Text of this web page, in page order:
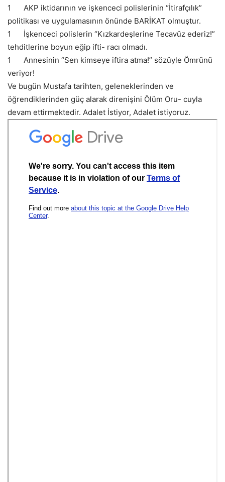
1
AKP iktidarının ve işkenceci polislerinin “İtirafçılık”
politikası ve uygulamasının önünde BARİKAT olmuştur.
1
İşkenceci polislerin “Kızkardeşlerine Tecavüz ederiz!”
tehditlerine boyun eğip ifti- racı olmadı.
1
Annesinin “Sen kimseye iftira atma!” sözüyle Ömrünü
veriyor!
Ve bugün Mustafa tarihten, geleneklerinden ve
öğrendiklerinden güç alarak direnişini Ölüm Oru- cuyla
devam ettirmektedir. Adalet İstiyor, Adalet istiyoruz.